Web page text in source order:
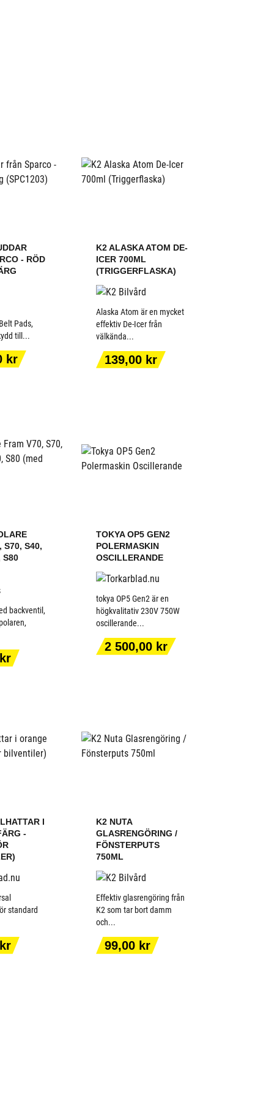
- RÖD
Pads,
till...
kr
TILL I
K2 ALASKA ATOM DE-
ICER 700ML
(TRIGGERFLASKA)
Alaska Atom är en mycket
effektiv De-Icer från
välkända...
Pris
139,00 kr
LÄGG TILL I
VARUKORGEN
S70, S40,
S80
backventil,
I
TOKYA OP5 GEN2
POLERMASKIN
OSCILLERANDE
tokya OP5 Gen2 är en
högkvalitativ 230V 750W
oscillerande...
Pris2 500,00 kr
LÄGG TILL I
VARUKORGEN
I
-
standard
I
K2 NUTA
GLASRENGÖRING /
FÖNSTERPUTS
750ML
Effektiv glasrengöring från
K2 som tar bort damm
och...
Pris
99,00 kr
VARUKORGEN